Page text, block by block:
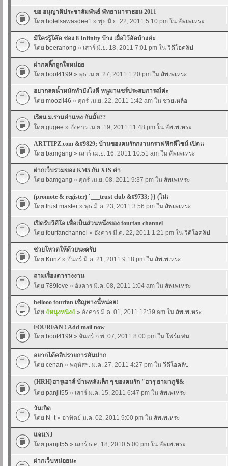
ขอ อนุญาติประชาสัมพันธ์ พัทยามาราธอน 2011
โดย hotelsawasdee1 » พุธ มิ.ย. 22, 2011 5:10 pm ใน สัพเพเหระ
มีใครรู้โค๊ด ช่อง 8 Infinity บ้าง เผื่อไว้อัดบ้างค่ะ
โดย beeranong » เสาร์ มิ.ย. 18, 2011 7:01 pm ใน วีดีโอคลิป
ฝากคลิ๊กถูกใจหน่อย
โดย boot4199 » พุธ เม.ย. 27, 2011 1:20 pm ใน สัพเพเหระ
อยากลดน้ำหนักทำยังไงดี หนูมาแชร์ประสบการณ์ค่ะ
โดย moozii46 » ศุกร์ เม.ย. 22, 2011 1:42 am ใน ช่วยเหลือ
เรียน ม.รามคำแหง กันมั้ย??
โดย gugee » อังคาร เม.ย. 19, 2011 11:48 pm ใน สัพเพเหระ
ARTTIPZ.com &#9829; บ้านของคนรักกงานกราฟฟิกดีไซน์ เปิดเเ
โดย bamgang » เสาร์ เม.ย. 16, 2011 10:51 am ใน สัพเพเหระ
ฝากเว็บรวมของ KM5 กับ XIS ค่า
โดย bamgang » ศุกร์ เม.ย. 08, 2011 9:37 pm ใน สัพเพเหระ
(promote & register) `___trust club &#9733; }} (ไม่เ
โดย trust.master » พุธ มี.ค. 23, 2011 3:56 pm ใน สัพเพเหระ
เปิดรับวีดีโอ เพื่อเป็นส่วนหนึ่งของ fourfan channel
โดย fourfanchannel » อังคาร มี.ค. 22, 2011 1:21 pm ใน วีดีโอคลิป
ช่วยโหวตให้ด้วยนะครับ
โดย KunZ » จันทร์ มี.ค. 21, 2011 9:18 pm ใน สัพเพเหระ
ถามเรื่องตารางงาน
โดย 789love » อังคาร มี.ค. 08, 2011 1:04 am ใน สัพเพเหระ
hellooo fourfan เชิญทางนี้หน่อย!
โดย 4หนุงหนิง4 » อังคาร มี.ค. 01, 2011 12:39 am ใน สัพเพเหระ
FOURFAN ! Add mail now
โดย boot4199 » จันทร์ ก.พ. 07, 2011 8:00 pm ใน โฟร์แฟน
อยากได้คลิปรายการคันปาก
โดย cenan » พฤหัสฯ. ม.ค. 27, 2011 4:27 pm ใน วีดีโอคลิป
{HRH}ฮารุเฮาส์ บ้านหลังเล็ก ๆ ของคนรัก "ฮารุ ยามากูชิ&
โดย panjit55 » เสาร์ ม.ค. 15, 2011 6:47 pm ใน สัพเพเหระ
วันเกิด
โดย N_t» อาทิตย์ ม.ค. 02, 2011 9:00 pm ใน สัพเพเหระ
แจมNJ
โดย panjit55 » เสาร์ ธ.ค. 18, 2010 5:00 pm ใน สัพเพเหระ
ฝากเว็บหน่อยนะ